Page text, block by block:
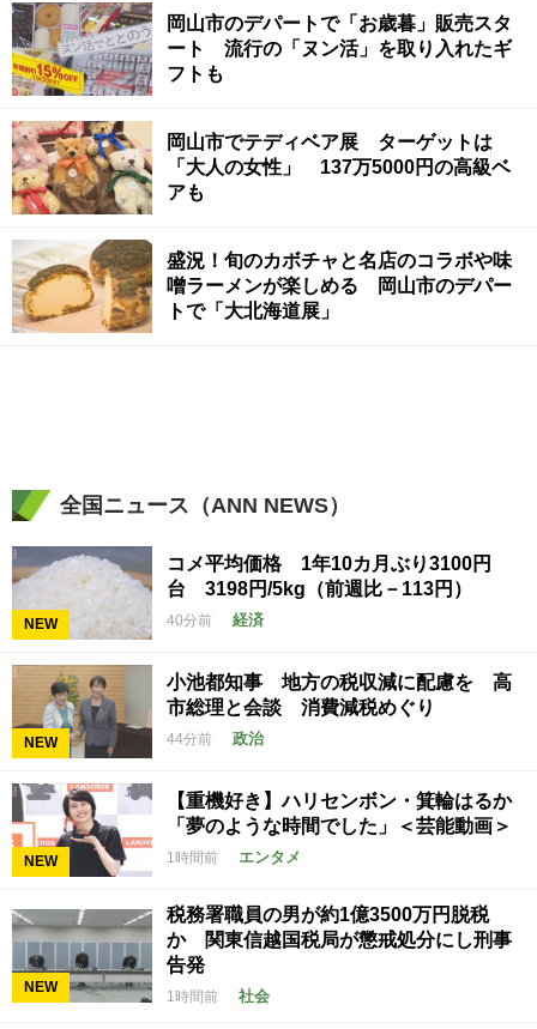
岡山市のデパートで「お歳暮」販売スタ
ート 流行の「ヌン活」を取り入れたギ
フトも
岡山市でテディベア展 ターゲットは
「大人の女性」 137万5000円の高級ベ
アも
盛況！旬のカボチャと名店のコラボや味
噌ラーメンが楽しめる 岡山市のデパー
トで「大北海道展」
全国ニュース（ANN NEWS）
NEW
コメ平均価格 1年10カ月ぶり3100円
台 3198円/5kg（前週比－113円）
40分前 経済
NEW
小池都知事 地方の税収減に配慮を 高
市総理と会談 消費減税めぐり
44分前 政治
NEW
【重機好き】ハリセンボン・箕輪はるか
「夢のような時間でした」＜芸能動画＞
1時間前 エンタメ
NEW
税務署職員の男が約1億3500万円脱税
か 関東信越国税局が懲戒処分にし刑事
告発
1時間前 社会